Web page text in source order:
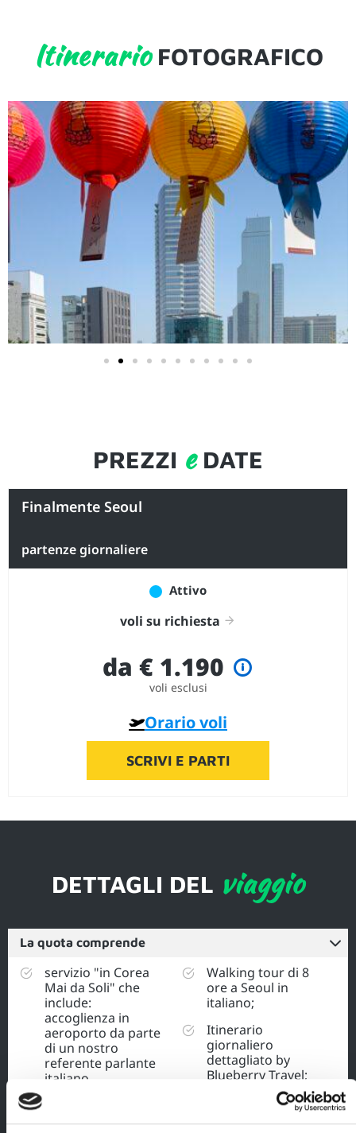
ItinerarioFOTOGRAFICO
PREZZI eDATE
Finalmente Seoul
partenze giornaliere
Attivo
voli su richiesta
da € 1.190
voli esclusi
Orario voli
SCRIVI E PARTI
DETTAGLI DEL viaggio
La quota comprende
servizio "in Corea
Mai da Soli" che
include:
accoglienza in
aeroporto da parte
di un nostro
referente parlante
italiano,
(con i mezzi
Walking tour di 8
ore a Seoul in
italiano;
Itinerario
giornaliero
dettagliato by
Blueberry Travel;